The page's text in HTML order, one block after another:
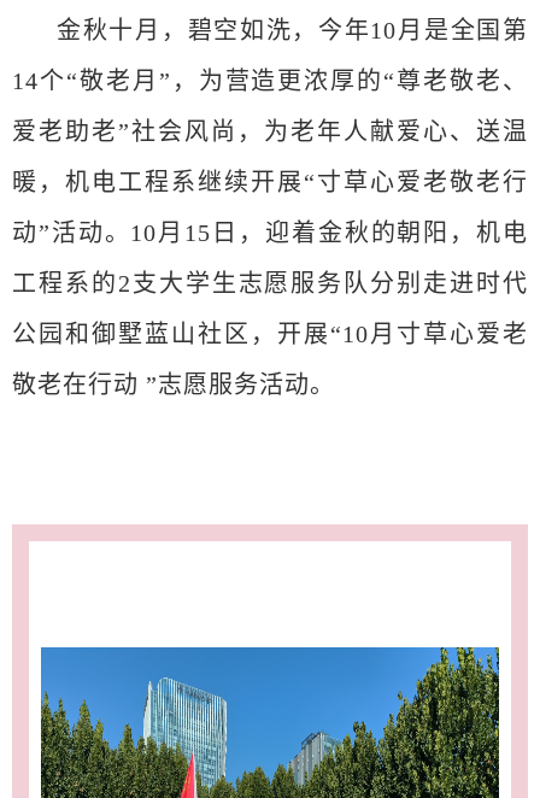
金秋十月，碧空如洗，今年10月是全国第
14个“敬老月”，为营造更浓厚的“尊老敬老、
爱老助老”社会风尚，为老年人献爱心、送温
暖，机电工程系继续开展“寸草心爱老敬老行
动”活动。10月15日，迎着金秋的朝阳，机电
工程系的2支大学生志愿服务队分别走进时代
公园和御墅蓝山社区，开展“10月寸草心爱老
敬老在行动 ”志愿服务活动。